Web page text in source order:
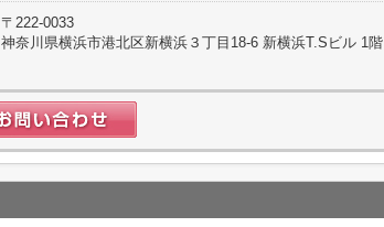
〒222-0033
神奈川県横浜市港北区新横浜３丁目18-6 新横浜T.Sビル 1階